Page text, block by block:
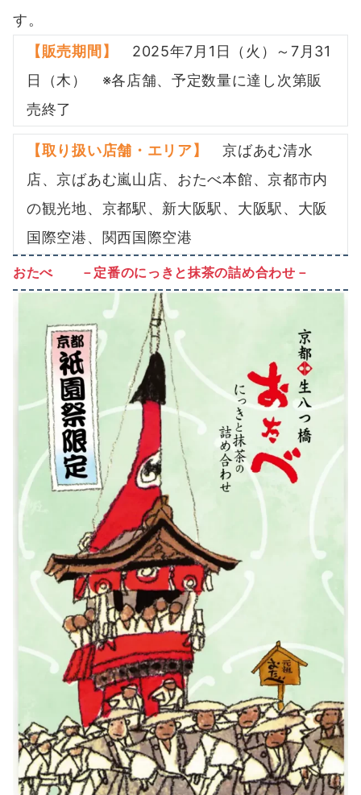
す。
【販売期間】
2025年7月1日（火）～7月31
日（木） ※各店舗、予定数量に達し次第販
売終了
【取り扱い店舗・エリア】
京ばあむ清水
店、京ばあむ嵐山店、おたべ本館、京都市内
の観光地、京都駅、新大阪駅、大阪駅、大阪
国際空港、関西国際空港
おたべ －定番のにっきと抹茶の詰め合わせ－